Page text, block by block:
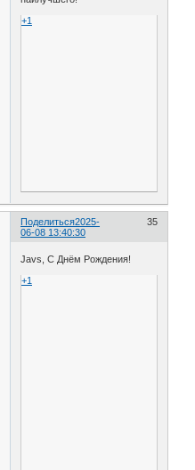
+1
Поделиться 35
2025-
06-08 13:40:30
Javs, С Днём Рождения!
+1